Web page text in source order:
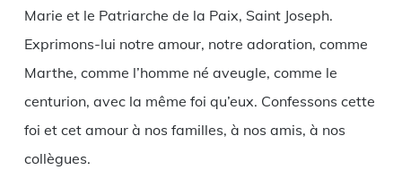
Marie et le Patriarche de la Paix, Saint Joseph.
Exprimons-lui notre amour, notre adoration, comme
Marthe, comme l’homme né aveugle, comme le
centurion, avec la même foi qu’eux. Confessons cette
foi et cet amour à nos familles, à nos amis, à nos
collègues.